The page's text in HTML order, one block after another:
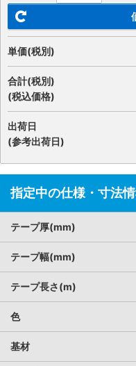
単価(税別)
合計(税別)
(税込価格)
出荷日
(参考出荷日)
指定中の仕様・寸法
テープ厚(mm)
テープ幅(mm)
テープ長さ(m)
色
基材